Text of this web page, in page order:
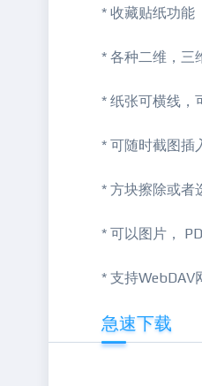
* 收藏贴纸功能
* 各种二维，三
* 纸张可横线，
* 可随时截图插
* 方块擦除或者
* 可以图片，
* 支持WebDAV
急速下载